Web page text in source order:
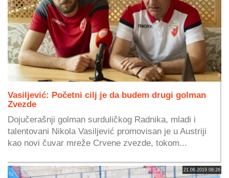
Vasiljević: Početni cilj je da budem drugi golman
Zvezde
Dojučerašnji golman surduličkog Radnika, mladi i
talentovani Nikola Vasiljević promovisan je u Austriji
kao novi čuvar mreže Crvene zvezde, tokom...
21.06.2019 08:26